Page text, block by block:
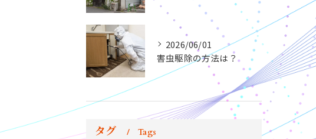
2026/06/01
害虫駆除の方法は？
タグ Tags